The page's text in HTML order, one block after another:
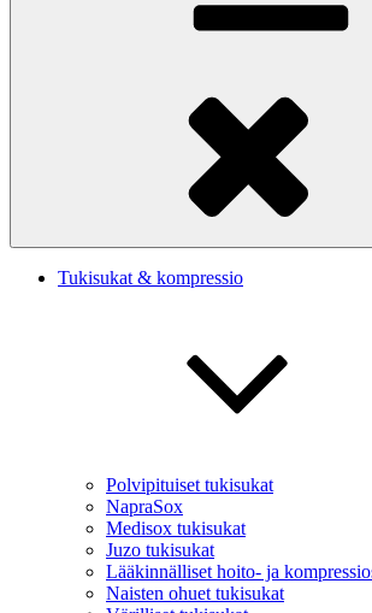
Tukisukat & kompressio
Polvipituiset tukisukat
NapraSox
Medisox tukisukat
Juzo tukisukat
Lääkinnälliset hoito- ja
Naisten ohuet tukisukat